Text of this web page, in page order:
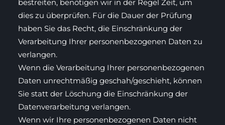
bestreiten, benötigen wir in der Regel Zeit, um
dies zu überprüfen. Für die Dauer der Prüfung
haben Sie das Recht, die Einschränkung der
Verarbeitung Ihrer personenbezogenen Daten zu
verlangen.
Wenn die Verarbeitung Ihrer personenbezogenen
Daten unrechtmäßig geschah/geschieht, können
Sie statt der Löschung die Einschränkung der
Datenverarbeitung verlangen.
Wenn wir Ihre personenbezogenen Daten nicht